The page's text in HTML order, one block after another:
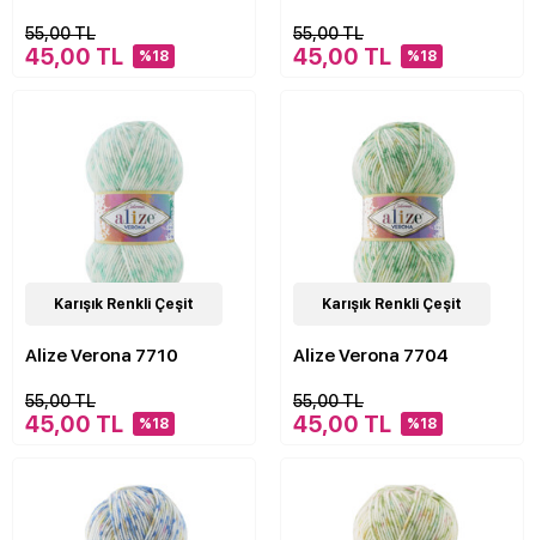
55,00 TL
45,00 TL %18
55,00 TL
45,00 TL %18
24Çeşit
Karışık Renkli Çeşit
Alize Verona 7710
55,00 TL
45,00 TL %18
24Çeşit
Karışık Renkli Çeşit
Alize Verona 7704
55,00 TL
45,00 TL %18